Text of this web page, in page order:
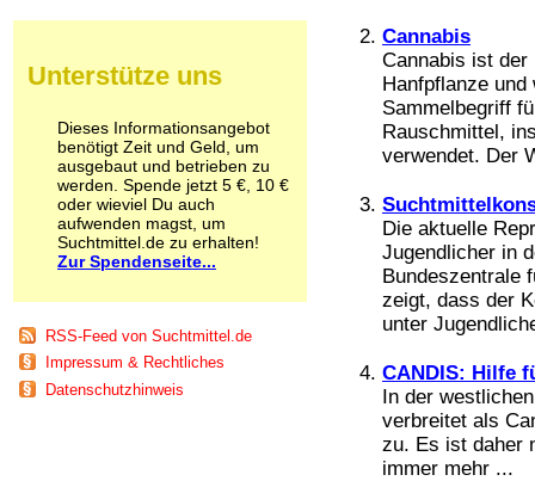
Cannabis
Cannabis ist
Hanfpflanze
Sammelbegriff
Rauschmittel,
verwendet. Der
Die aktuelle
Jugendlicher in
Bundeszentrale
zeigt, dass der
unter
CANDIS: Hilfe
In der
verbreitet als
zu. Es ist daher
immer mehr ...
Pilze
Psychopharmaka
Schlafmittel
Schmerzmittel
Schnüffelstoffe
Spice
Sucht / Süchte
Alkoholsucht
Co-Abhängigkeit
Computersucht
Ess-Brechsucht
Essstörungen
Fernsehsucht
Unterstütze uns
Dieses Informationsangebot
benötigt Zeit und Geld, um
ausgebaut und betrieben zu
werden. Spende jetzt 5 €, 10 €
oder wieviel Du auch
aufwenden magst, um
Suchtmittel.de zu erhalten!
Zur Spendenseite...
RSS-Feed von Suchtmittel.de
Impressum & Rechtliches
Datenschutzhinweis